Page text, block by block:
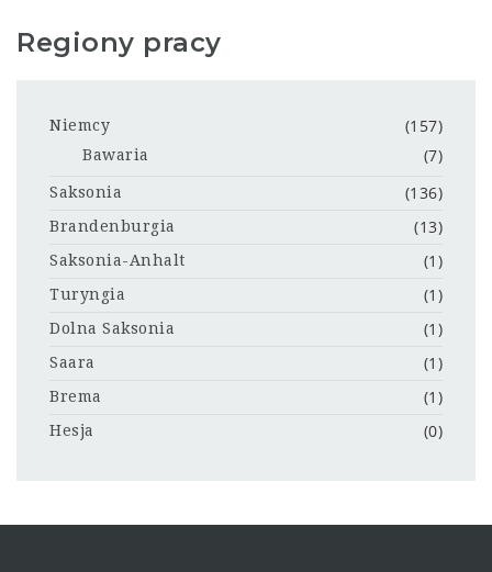
Regiony pracy
Niemcy (157)
Bawaria (7)
Saksonia (136)
Brandenburgia (13)
Saksonia-Anhalt (1)
Turyngia (1)
Dolna Saksonia (1)
Saara (1)
Brema (1)
Hesja (0)